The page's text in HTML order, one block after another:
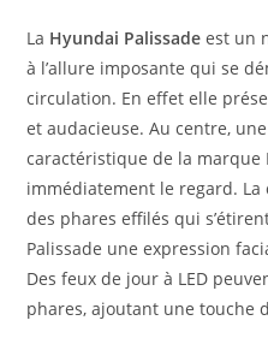
La Hyundai Palissade est un
à l’allure imposante qui se
circulation. En effet elle
et audacieuse. Au centre,
caractéristique de la marque
immédiatement le regard.
des phares effilés qui
Palissade une expression
Des feux de jour à LED
phares, ajoutant une touche